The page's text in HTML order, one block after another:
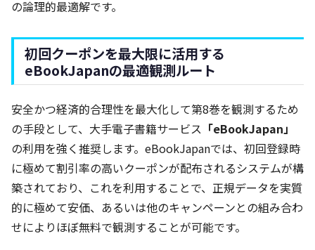
の論理的最適解です。
初回クーポンを最大限に活用する
eBookJapanの最適観測ルート
安全かつ経済的合理性を最大化して第8巻を観測するため
の手段として、大手電子書籍サービス 「eBookJapan」
の利用を強く推奨します。eBookJapanでは、初回登録時
に極めて割引率の高いクーポンが配布されるシステムが構
築されており、これを利用することで、正規データを実質
的に極めて安価、あるいは他のキャンペーンとの組み合わ
せによりほぼ無料で観測することが可能です。